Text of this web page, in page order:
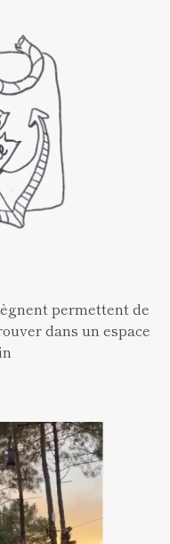
permettent de
dans un espace